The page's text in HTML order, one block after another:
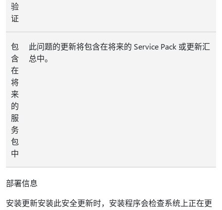
验
证
包
含
在
将
来
的
服
务
包
中
此问题的更新将包含在将来的 Service Pack 或更新汇
总中。
部署信息
安装更新安装此安全更新时，安装程序会检查系统上正在更